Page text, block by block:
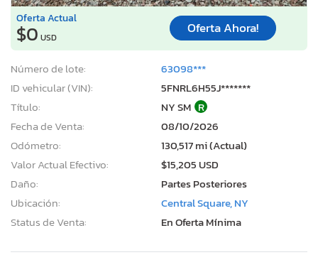
Oferta Actual
$0 USD
Oferta Ahora!
Número de lote:
63098***
ID vehicular (VIN):
5FNRL6H55J*******
Título:
NY SM R
Fecha de Venta:
08/10/2026
Odómetro:
130,517 mi (Actual)
Valor Actual Efectivo:
$15,205 USD
Daño:
Partes Posteriores
Ubicación:
Central Square, NY
Status de Venta:
En Oferta Mínima